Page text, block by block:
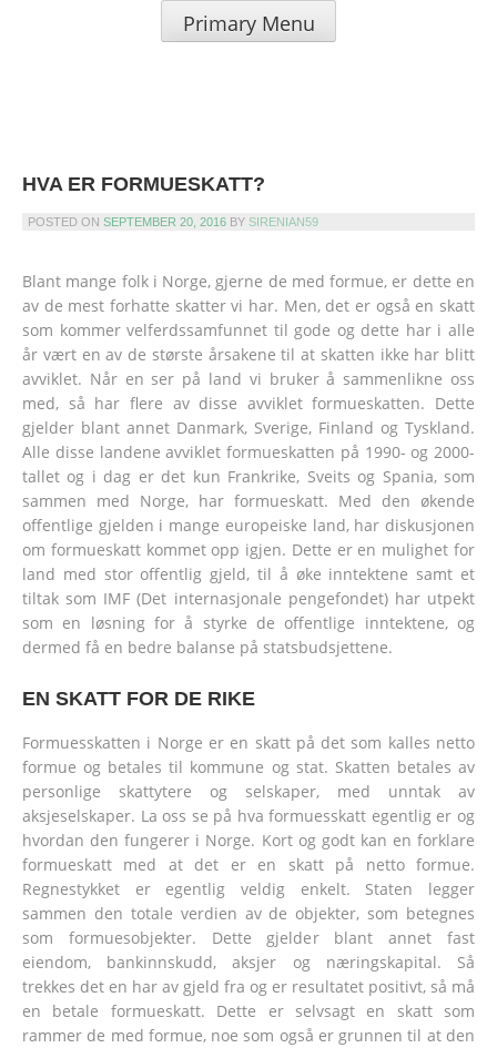
SIRENIAN.ORG – LÅN UTEN
Primary Menu
HVA ER FORMUESKATT?
POSTED ON SEPTEMBER 20, 2016 BY SIRENIAN59
Blant mange folk i Norge, gjerne de med formue, er dette en
av de mest forhatte skatter vi har. Men, det er også en skatt
som kommer velferdssamfunnet til gode og dette har i alle
år vært en av de største årsakene til at skatten ikke har blitt
avviklet. Når en ser på land vi bruker å sammenlikne oss
med, så har flere av disse avviklet formueskatten. Dette
gjelder blant annet Danmark, Sverige, Finland og Tyskland.
Alle disse landene avviklet formueskatten på 1990- og 2000-
tallet og i dag er det kun Frankrike, Sveits og Spania, som
sammen med Norge, har formueskatt. Med den økende
offentlige gjelden i mange europeiske land, har diskusjonen
om formueskatt kommet opp igjen. Dette er en mulighet for
land med stor offentlig gjeld, til å øke inntektene samt et
tiltak som IMF (Det internasjonale pengefondet) har utpekt
som en løsning for å styrke de offentlige inntektene, og
dermed få en bedre balanse på statsbudsjettene.
EN SKATT FOR DE RIKE
Formuesskatten i Norge er en skatt på det som kalles netto
formue og betales til kommune og stat. Skatten betales av
personlige skattytere og selskaper, med unntak av
aksjeselskaper. La oss se på hva formuesskatt egentlig er og
hvordan den fungerer i Norge. Kort og godt kan en forklare
formueskatt med at det er en skatt på netto formue.
Regnestykket er egentlig veldig enkelt. Staten legger
sammen den totale verdien av de objekter, som betegnes
som formuesobjekter. Dette gjelder blant annet fast
eiendom, bankinnskudd, aksjer og næringskapital. Så
trekkes det en har av gjeld fra og er resultatet positivt, så må
en betale formueskatt. Dette er selvsagt en skatt som
rammer de med formue, noe som også er grunnen til at den